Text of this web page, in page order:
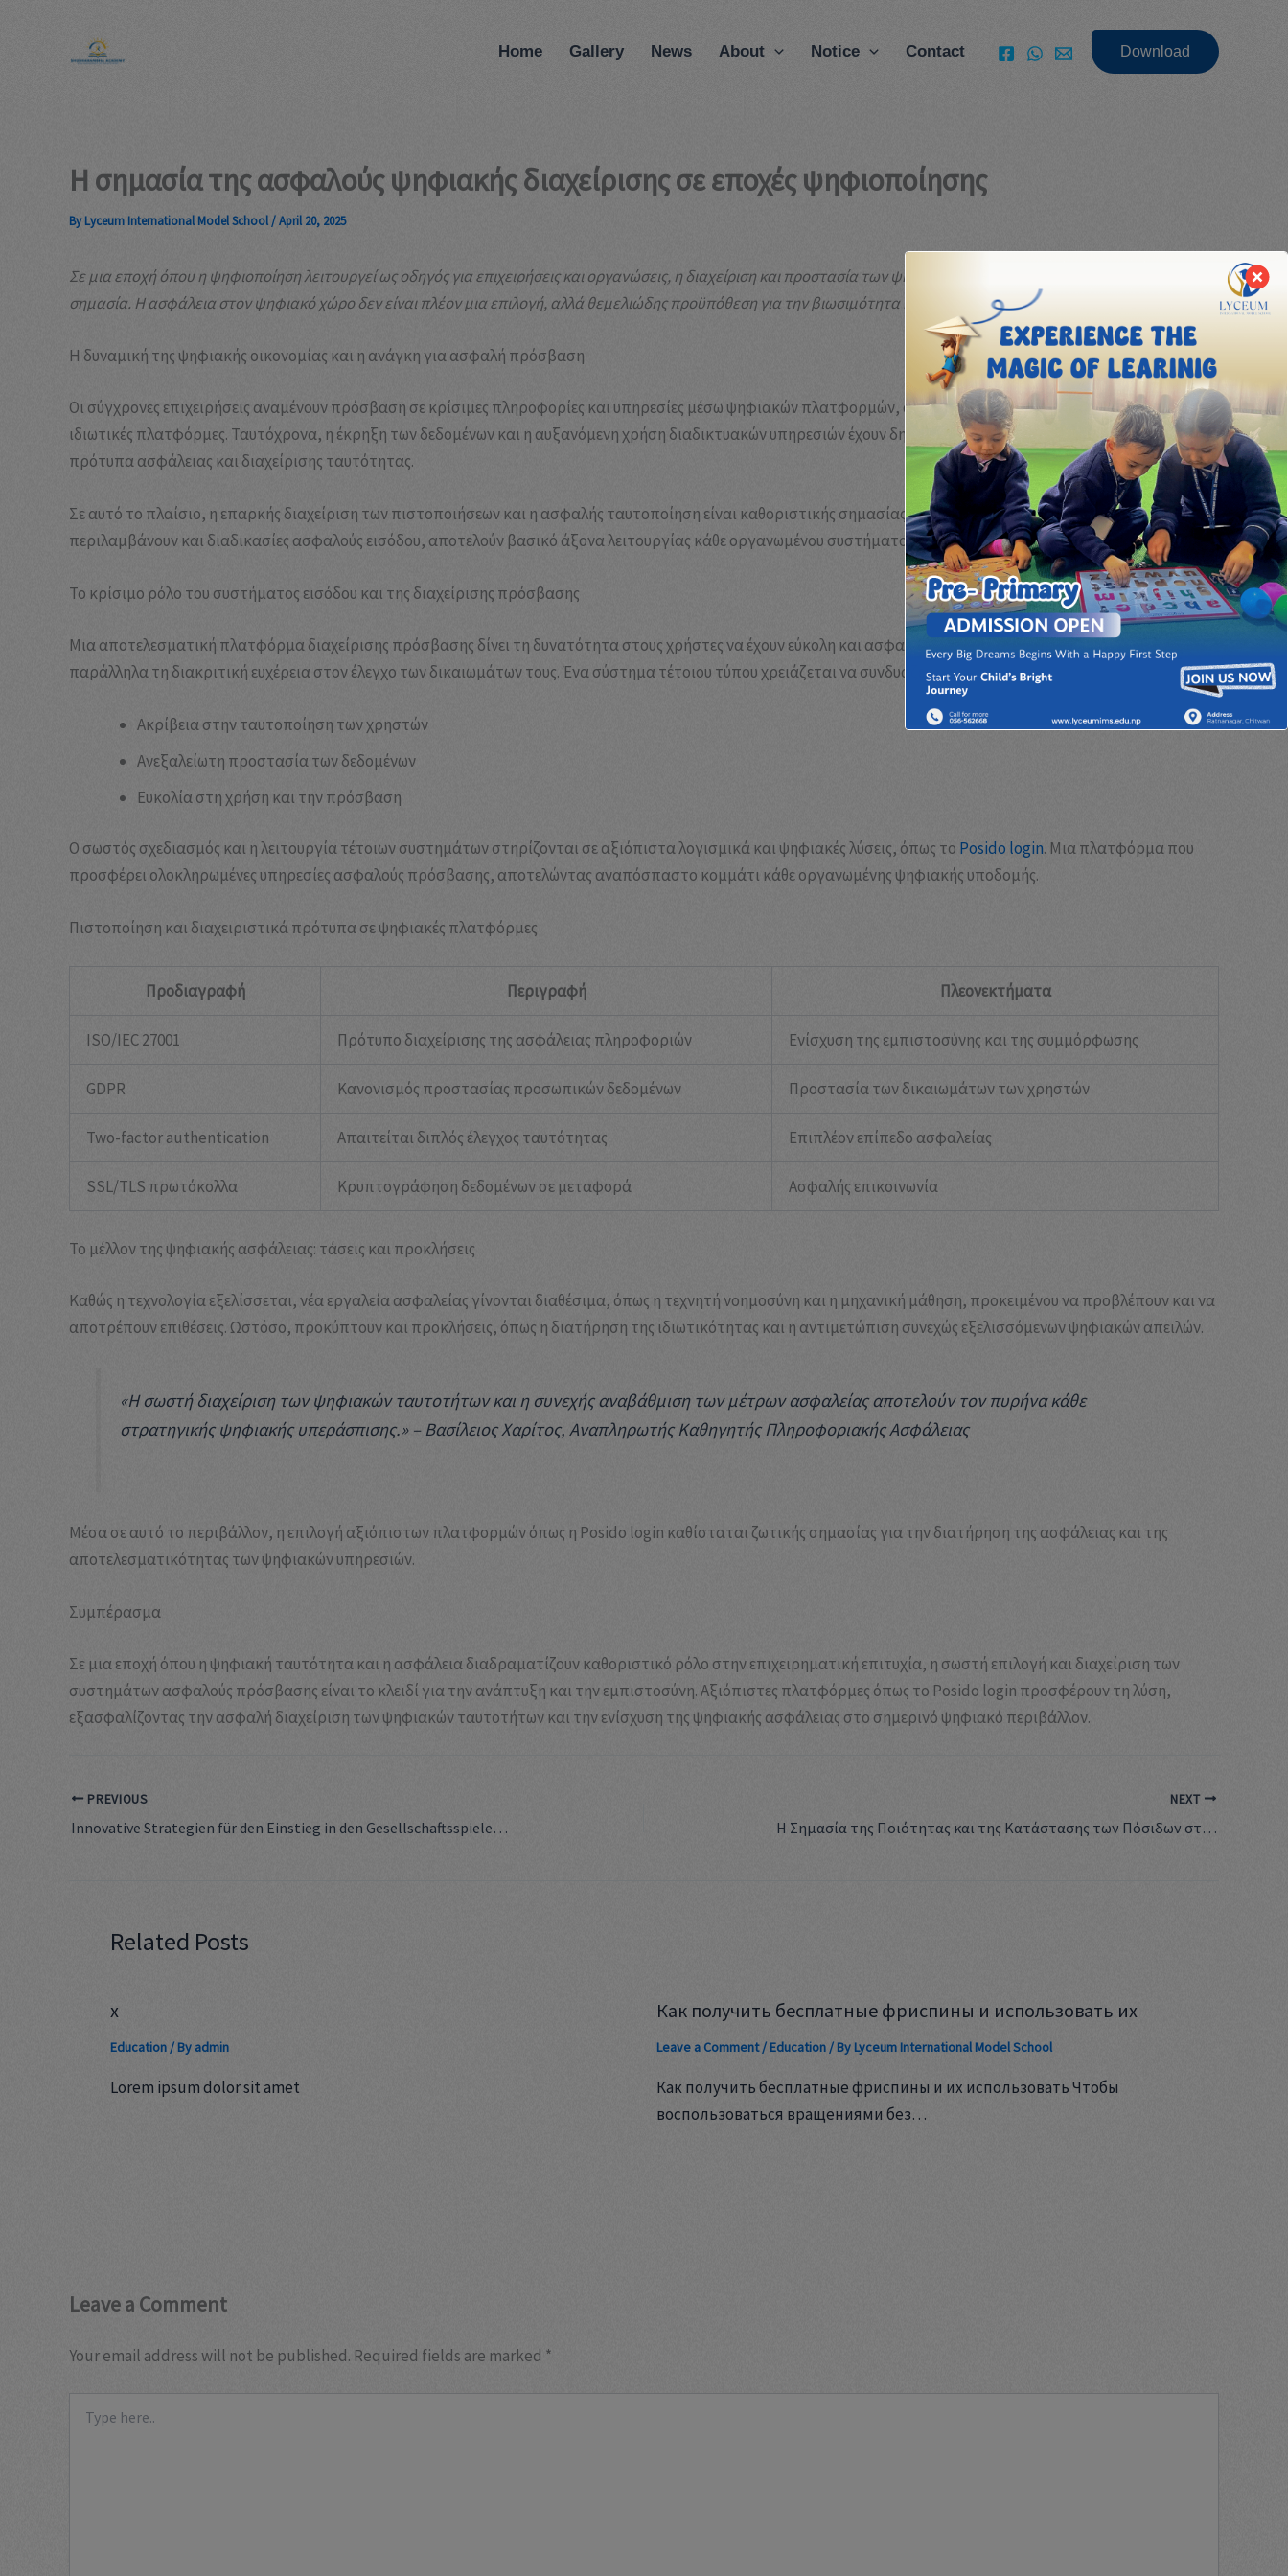
Home Gallery News About Notice Contact Download
Η σημασία της ασφαλούς ψηφιακής διαχείρισης σε εποχές ψηφιοποίησης
ByLyceum International Model School/April 20, 2025
Σε μια εποχή όπου η ψηφιοποίηση λειτουργεί ως οδηγός για επιχειρήσεις και οργανώσεις, η διαχείριση και προστασία των ψηφιακών δεδομένων αποκτά πρωταρχική
σημασία. Η ασφάλεια στον ψηφιακό χώρο δεν είναι πλέον μια επιλογή, αλλά θεμελιώδης προϋπόθεση για την βιωσιμότητα και την εμπιστοσύνη.
Η δυναμική της ψηφιακής οικονομίας και η ανάγκη για ασφαλή πρόσβαση
Οι σύγχρονες επιχειρήσεις αναμένουν πρόσβαση σε κρίσιμες πληροφορίες και υπηρεσίες μέσω ψηφιακών πλατφορμών, όπως τράπεζες, δημόσιοι οργανισμοί ή
ιδιωτικές πλατφόρμες. Ταυτόχρονα, η έκρηξη των δεδομένων και η αυξανόμενη χρήση διαδικτυακών υπηρεσιών έχουν δημιουργήσει μια δέσμευση για αυστηρά
πρότυπα ασφάλειας και διαχείρισης ταυτότητας.
Σε αυτό το πλαίσιο, η επαρκής διαχείριση των πιστοποιήσεων και η ασφαλής ταυτοποίηση είναι καθοριστικής σημασίας. Ορθά οργανωμένες ψηφιακές πύλες, που
περιλαμβάνουν και διαδικασίες ασφαλούς εισόδου, αποτελούν βασικό άξονα λειτουργίας κάθε οργανωμένου συστήματος.
Το κρίσιμο ρόλο του συστήματος εισόδου και της διαχείρισης πρόσβασης
Μια αποτελεσματική πλατφόρμα διαχείρισης πρόσβασης δίνει τη δυνατότητα στους χρήστες να έχουν εύκολη και ασφαλή πρόσβαση σε υπηρεσίες, διατηρώντας
παράλληλα τη διακριτική ευχέρεια στον έλεγχο των δικαιωμάτων τους. Ένα σύστημα τέτοιου τύπου χρειάζεται να συνδυάζει:
Ακρίβεια στην ταυτοποίηση των χρηστών
Ανεξαλείωτη προστασία των δεδομένων
Ευκολία στη χρήση και την πρόσβαση
Ο σωστός σχεδιασμός και η λειτουργία τέτοιων συστημάτων στηρίζονται σε αξιόπιστα λογισμικά και ψηφιακές λύσεις, όπως το Posido login. Μια πλατφόρμα που
προσφέρει ολοκληρωμένες υπηρεσίες ασφαλούς πρόσβασης, αποτελώντας αναπόσπαστο κομμάτι κάθε οργανωμένης ψηφιακής υποδομής.
Πιστοποίηση και διαχειριστικά πρότυπα σε ψηφιακές πλατφόρμες
Προδιαγραφή Περιγραφή Πλεονεκτήματα
ISO/IEC 27001 Πρότυπο διαχείρισης της ασφάλειας πληροφοριών Ενίσχυση της εμπιστοσύνης και της συμμόρφωσης
GDPR Κανονισμός προστασίας προσωπικών δεδομένων Προστασία των δικαιωμάτων των χρηστών
Two-factor authentication Απαιτείται διπλός έλεγχος ταυτότητας Επιπλέον επίπεδο ασφαλείας
SSL/TLS πρωτόκολλα Κρυπτογράφηση δεδομένων σε μεταφορά Ασφαλής επικοινωνία
Το μέλλον της ψηφιακής ασφάλειας: τάσεις και προκλήσεις
Καθώς η τεχνολογία εξελίσσεται, νέα εργαλεία ασφαλείας γίνονται διαθέσιμα, όπως η τεχνητή νοημοσύνη και η μηχανική μάθηση, προκειμένου να προβλέπουν και να
αποτρέπουν επιθέσεις. Ωστόσο, προκύπτουν και προκλήσεις, όπως η διατήρηση της ιδιωτικότητας και η αντιμετώπιση συνεχώς εξελισσόμενων ψηφιακών απειλών.
«Η σωστή διαχείριση των ψηφιακών ταυτοτήτων και η συνεχής αναβάθμιση των μέτρων ασφαλείας αποτελούν τον πυρήνα κάθε
στρατηγικής ψηφιακής υπεράσπισης.» – Βασίλειος Χαρίτος, Αναπληρωτής Καθηγητής Πληροφοριακής Ασφάλειας
Μέσα σε αυτό το περιβάλλον, η επιλογή αξιόπιστων πλατφορμών όπως η Posido login καθίσταται ζωτικής σημασίας για την διατήρηση της ασφάλειας και της
αποτελεσματικότητας των ψηφιακών υπηρεσιών.
Συμπέρασμα
Σε μια εποχή όπου η ψηφιακή ταυτότητα και η ασφάλεια διαδραματίζουν καθοριστικό ρόλο στην επιχειρηματική επιτυχία, η σωστή επιλογή και διαχείριση των
συστημάτων ασφαλούς πρόσβασης είναι το κλειδί για την ανάπτυξη και την εμπιστοσύνη. Αξιόπιστες πλατφόρμες όπως το Posido login προσφέρουν τη λύση,
εξασφαλίζοντας την ασφαλή διαχείριση των ψηφιακών ταυτοτήτων και την ενίσχυση της ψηφιακής ασφάλειας στο σημερινό ψηφιακό περιβάλλον.
PREVIOUS
Innovative Strategien für den Einstieg in den Gesellschaftsspielemarkt
NEXT
Η Σημασία της Ποιότητας και της Κατάστασης των Πόσιδων στην Ανάπτυξη Βιολογικών Φυτών
Related Posts
x
Education/ By admin
Lorem ipsum dolor sit amet
Как получить бесплатные фриспины и использовать их
Leave a Comment/Education/ ByLyceum International Model School
Как получить бесплатные фриспины и их использовать Чтобы
воспользоваться вращениями без…
Leave a Comment
Your email address will not be published. Required fields are marked *
here..